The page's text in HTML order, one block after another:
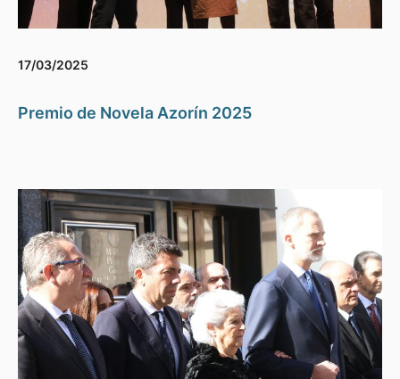
17/03/2025
Premio de Novela Azorín 2025